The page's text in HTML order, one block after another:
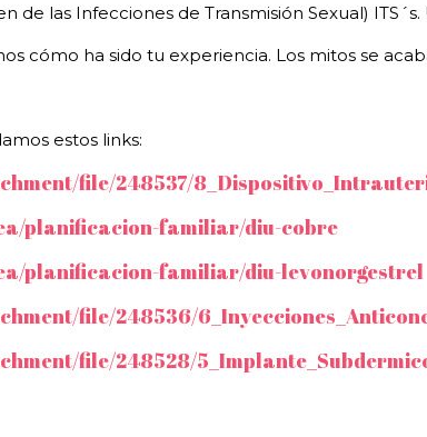
de las Infecciones de Transmisión Sexual)
cómo ha sido tu experiencia. Los mitos se
estos links:
file/248537/
planificacion-familiar/diu-cobre
planificacion-familiar/diu-levonorgestrel
file/248536/
file/248528/